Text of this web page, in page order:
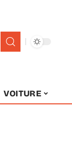
VOITURE